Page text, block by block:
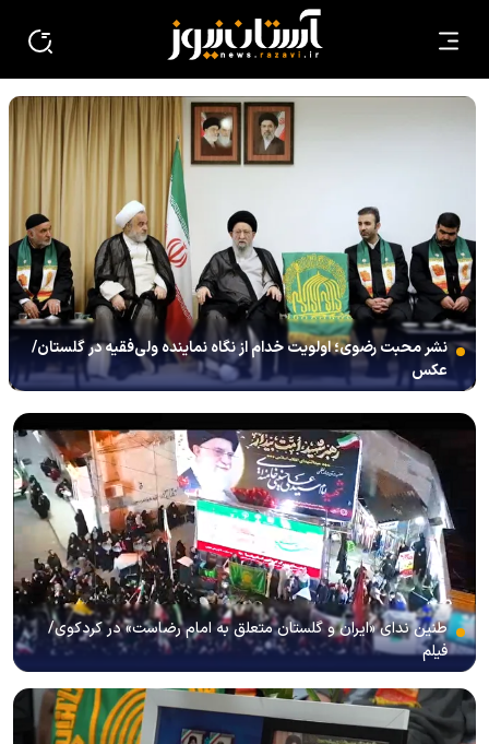
نشر محبت رضوی؛ اولویت خدام از نگاه نماینده ولی‌فقیه در گلستان/
عکس
طنین ندای «ایران و گلستان متعلق به امام رضاست» در کردکوی/
فیلم